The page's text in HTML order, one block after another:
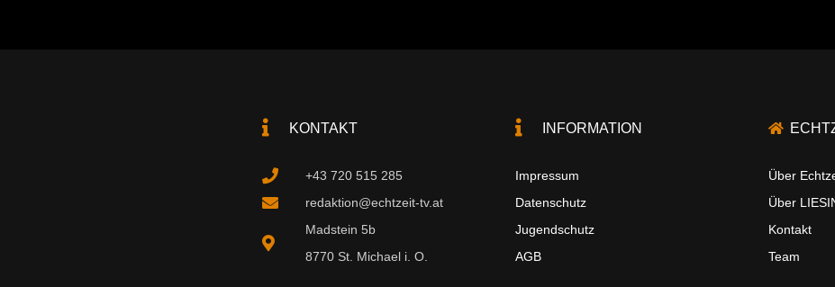
KONTAKT
+43 720 515 285
redaktion@echtzeit-tv.at
Madstein 5b
8770 St. Michael i. O.
INFORMATION
Impressum
Datenschutz
Jugendschutz
AGB
Über
Über
Kontakt
Team